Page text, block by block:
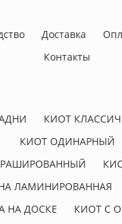
Доставка
Контакты
КИОТ
КИОТ ОДИНАРНЫЙ
ЛАМИНИРОВАННАЯ
НА ДОСКЕ
КИОТ С